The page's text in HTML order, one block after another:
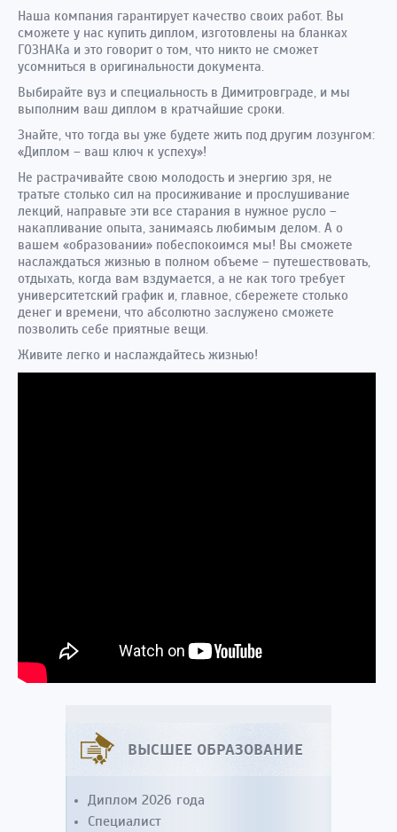
Наша компания гарантирует качество своих работ. Вы
сможете у нас купить диплом, изготовлены на бланках
ГОЗНАКа и это говорит о том, что никто не сможет
усомниться в оригинальности документа.
Выбирайте вуз и специальность в Димитровграде, и мы
выполним ваш диплом в кратчайшие сроки.
Знайте, что тогда вы уже будете жить под другим лозунгом:
«Диплом – ваш ключ к успеху»!
Не растрачивайте свою молодость и энергию зря, не
тратьте столько сил на просиживание и прослушивание
лекций, направьте эти все старания в нужное русло –
накапливание опыта, занимаясь любимым делом. А о
вашем «образовании» побеспокоимся мы! Вы сможете
наслаждаться жизнью в полном объеме – путешествовать,
отдыхать, когда вам вздумается, а не как того требует
университетский график и, главное, сбережете столько
денег и времени, что абсолютно заслужено сможете
позволить себе приятные вещи.
Живите легко и наслаждайтесь жизнью!
ВЫСШЕЕ ОБРАЗОВАНИЕ
Диплом 2026 года
Специалист